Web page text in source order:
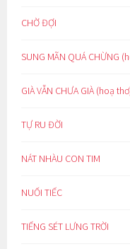
CHỜ ĐỢI
SUNG MÃN QUÁ CHỪNG
GIÀ VẪN CHƯA GIÀ (hoạ
TỰ RU ĐỜI
NÁT NHÀU CON TIM
NUỐI TIẾC
TIẾNG SÉT LƯNG TRỜI